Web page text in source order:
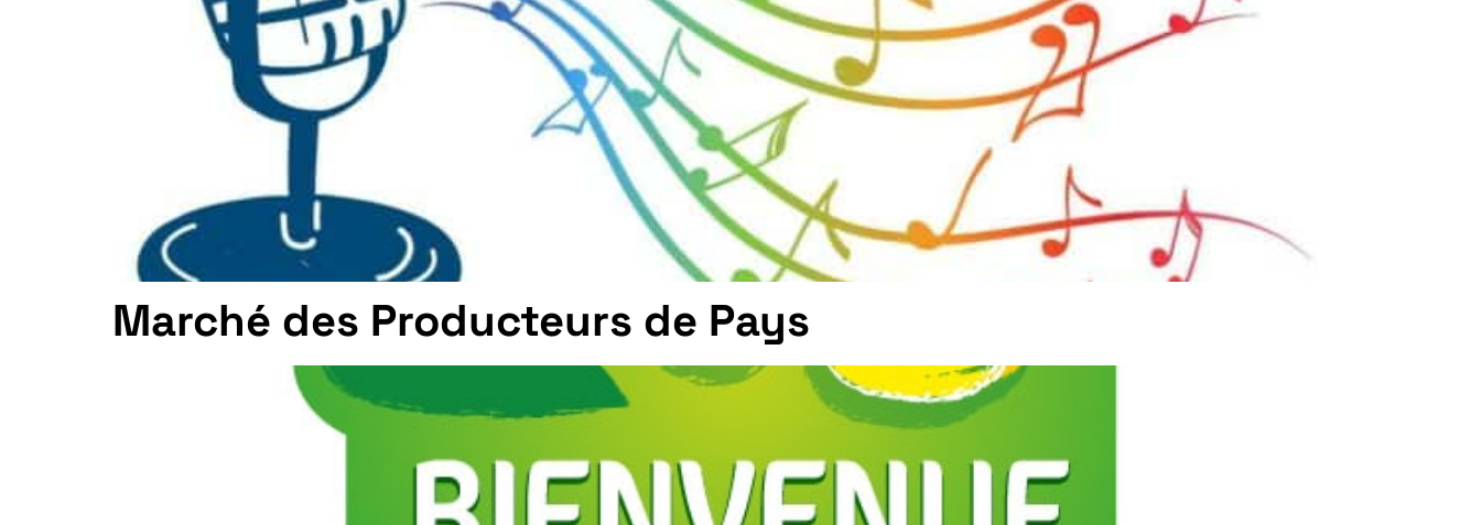
Marché des Producteurs de Pays